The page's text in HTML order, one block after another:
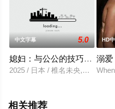
电影、电视猫或剧情网等平台
。
中文字幕 5.0
媳妇：与公公的技巧相遇的那
2025 / 日本 / 椎名未央,彩奈莉娜
HD
溺爱
相关推荐